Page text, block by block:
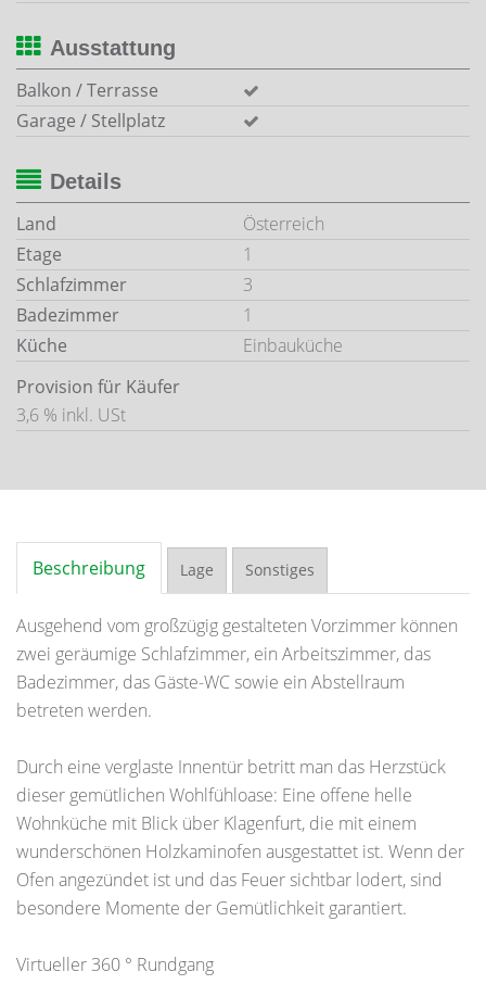
Ausstattung
Balkon / Terrasse
Garage / Stellplatz
Details
Land
Österreich
Etage
1
Schlafzimmer
3
Badezimmer
1
Küche
Einbauküche
Provision für Käufer
3,6 % inkl. USt
Beschreibung Lage Sonstiges
Ausgehend vom großzügig gestalteten Vorzimmer können
zwei geräumige Schlafzimmer, ein Arbeitszimmer, das
Badezimmer, das Gäste-WC sowie ein Abstellraum
betreten werden.
Durch eine verglaste Innentür betritt man das Herzstück
dieser gemütlichen Wohlfühloase: Eine offene helle
Wohnküche mit Blick über Klagenfurt, die mit einem
wunderschönen Holzkaminofen ausgestattet ist. Wenn der
Ofen angezündet ist und das Feuer sichtbar lodert, sind
besondere Momente der Gemütlichkeit garantiert.
Virtueller 360 ° Rundgang